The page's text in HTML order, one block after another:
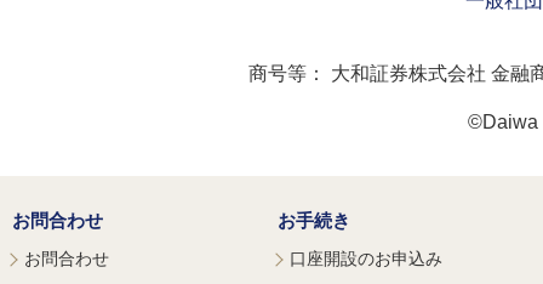
商号等： 大和証券株式会社 金融
©Daiwa
お問合わせ
お問合わせ
お手続き
口座開設のお申込み